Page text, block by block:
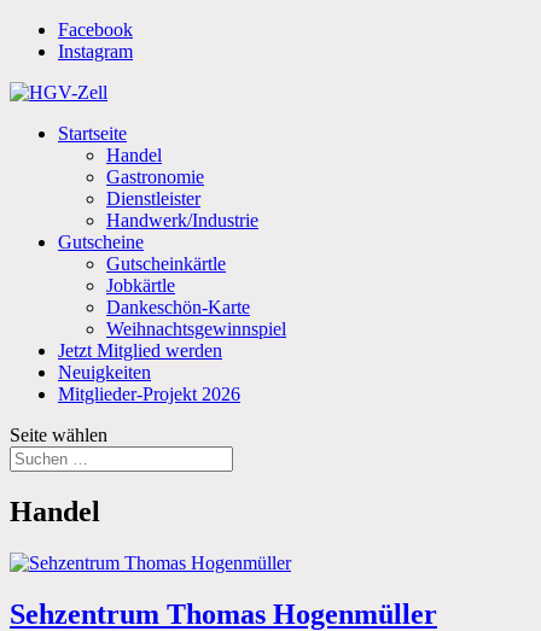
Facebook
Instagram
Startseite
Handel
Gastronomie
Dienstleister
Handwerk/Industrie
Gutscheine
Gutscheinkärtle
Jobkärtle
Dankeschön-Karte
Weihnachtsgewinnspiel
Jetzt Mitglied werden
Neuigkeiten
Mitglieder-Projekt 2026
Seite wählen
Handel
Sehzentrum Thomas Hogenmüller